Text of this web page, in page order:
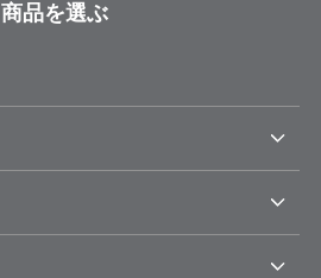
商品を選ぶ